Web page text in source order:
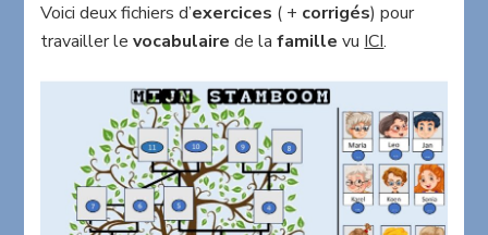
oefeningen
Voici deux fichiers d’exercices ( + corrigés) pour
travailler levocabulaire de lafamille vu ICI.